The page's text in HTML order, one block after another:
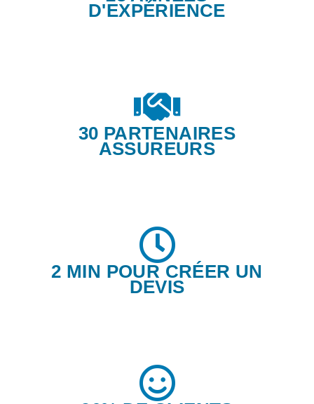
D'EXPÉRIENCE
30 PARTENAIRES
ASSUREURS
2 MIN POUR CRÉER UN
DEVIS